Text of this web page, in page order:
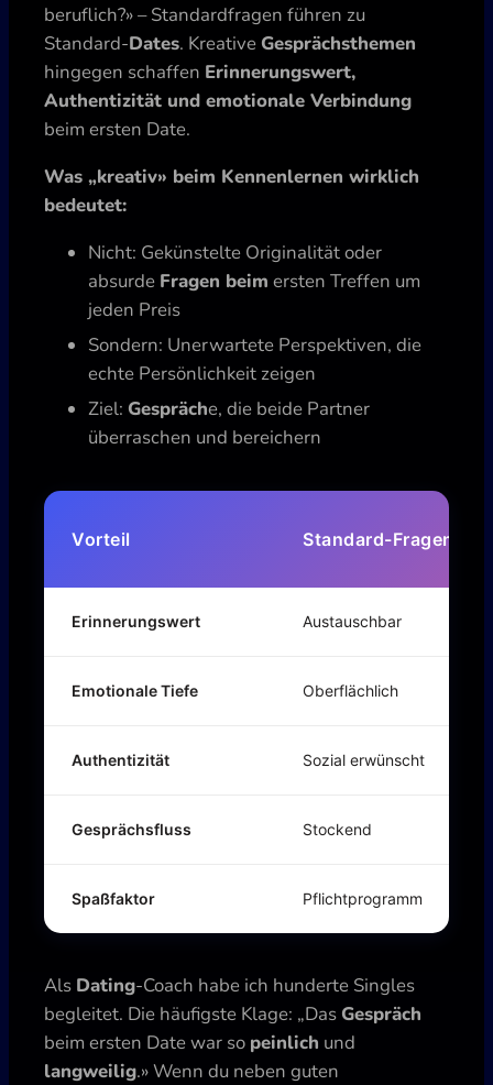
beruflich?» – Standardfragen führen zu
Standard-Dates. Kreative Gesprächsthemen
hingegen schaffen Erinnerungswert,
Authentizität und emotionale Verbindung
beim ersten Date.
Was „kreativ» beim Kennenlernen wirklich
bedeutet:
Nicht: Gekünstelte Originalität oder
absurde Fragen beim ersten Treffen um
jeden Preis
Sondern: Unerwartete Perspektiven, die
echte Persönlichkeit zeigen
Ziel: Gespräche, die beide Partner
überraschen und bereichern
Vorteil Standard-Fragen
Erinnerungswert Austauschbar
Emotionale Tiefe Oberflächlich
Authentizität Sozial erwünscht
Gesprächsfluss Stockend
Spaßfaktor Pflichtprogramm
Als Dating-Coach habe ich hunderte Singles
begleitet. Die häufigste Klage: „Das Gespräch
beim ersten Date war so peinlich und
langweilig.» Wenn du neben guten